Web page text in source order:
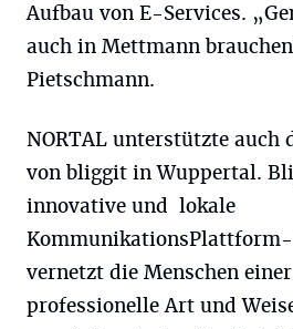
Aufbau von E-Services.
auch in Mettmann
Pietschmann.
NORTAL unterstützte auch
von bliggit in Wuppertal.
innovative und lokale
vernetzt die Menschen
professionelle Art und